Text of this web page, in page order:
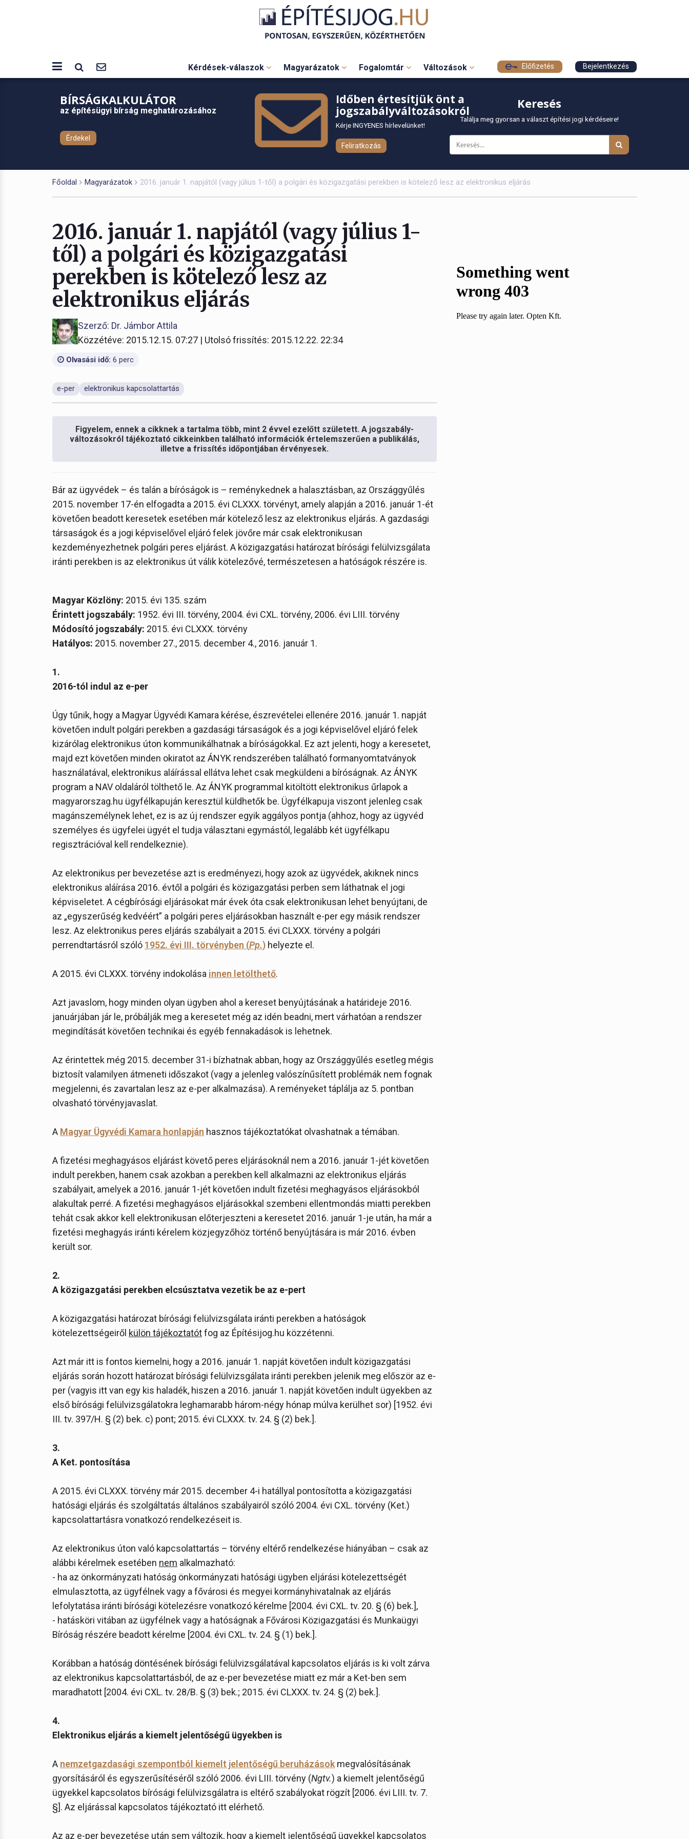
Kérdések-válaszok Magyarázatok Fogalomtár Változások Előfizetés Bejelentkezés
BÍRSÁGKALKULÁTOR
az építésügyi bírság meghatározásához
Érdekel
Időben értesítjük önt a
jogszabályváltozásokról
Kérje INGYENES hírlevelünket!
Feliratkozás
Keresés
Találja meg gyorsan a választ építési jogi kérdéseire!
Főoldal Magyarázatok 2016. január 1. napjától (vagy július 1-től) a polgári és közigazgatási perekben is kötelező lesz az elektronikus eljárás
2016. január 1. napjától (vagy július 1-
től) a polgári és közigazgatási
perekben is kötelező lesz az
elektronikus eljárás
Szerző: Dr. Jámbor Attila
Közzétéve: 2015.12.15. 07:27 | Utolsó frissítés: 2015.12.22. 22:34
Olvasási idő: 6 perc
e-per elektronikus kapcsolattartás
Figyelem, ennek a cikknek a tartalma több, mint 2 évvel ezelőtt született. A jogszabály-
változásokról tájékoztató cikkeinkben található információk értelemszerűen a publikálás,
illetve a frissítés időpontjában érvényesek.
Bár az ügyvédek – és talán a bíróságok is – reménykednek a halasztásban, az Országgyűlés
2015. november 17-én elfogadta a 2015. évi CLXXX. törvényt, amely alapján a 2016. január 1-ét
követően beadott keresetek esetében már kötelező lesz az elektronikus eljárás. A gazdasági
társaságok és a jogi képviselővel eljáró felek jövőre már csak elektronikusan
kezdeményezhetnek polgári peres eljárást. A közigazgatási határozat bírósági felülvizsgálata
iránti perekben is az elektronikus út válik kötelezővé, természetesen a hatóságok részére is.
Magyar Közlöny: 2015. évi 135. szám
Érintett jogszabály: 1952. évi III. törvény, 2004. évi CXL. törvény, 2006. évi LIII. törvény
Módosító jogszabály: 2015. évi CLXXX. törvény
Hatályos: 2015. november 27., 2015. december 4., 2016. január 1.
1.
2016-tól indul az e-per
Úgy tűnik, hogy a Magyar Ügyvédi Kamara kérése, észrevételei ellenére 2016. január 1. napját
követően indult polgári perekben a gazdasági társaságok és a jogi képviselővel eljáró felek
kizárólag elektronikus úton kommunikálhatnak a bíróságokkal. Ez azt jelenti, hogy a keresetet,
majd ezt követően minden okiratot az ÁNYK rendszerében található formanyomtatványok
használatával, elektronikus aláírással ellátva lehet csak megküldeni a bíróságnak. Az ÁNYK
program a NAV oldaláról tölthető le. Az ÁNYK programmal kitöltött elektronikus űrlapok a
magyarorszag.hu ügyfélkapuján keresztül küldhetők be. Ügyfélkapuja viszont jelenleg csak
magánszemélynek lehet, ez is az új rendszer egyik aggályos pontja (ahhoz, hogy az ügyvéd
személyes és ügyfelei ügyét el tudja választani egymástól, legalább két ügyfélkapu
regisztrációval kell rendelkeznie).
Az elektronikus per bevezetése azt is eredményezi, hogy azok az ügyvédek, akiknek nincs
elektronikus aláírása 2016. évtől a polgári és közigazgatási perben sem láthatnak el jogi
képviseletet. A cégbírósági eljárásokat már évek óta csak elektronikusan lehet benyújtani, de
az „egyszerűség kedvéért” a polgári peres eljárásokban használt e-per egy másik rendszer
lesz. Az elektronikus peres eljárás szabályait a 2015. évi CLXXX. törvény a polgári
perrendtartásról szóló 1952. évi III. törvényben (Pp.) helyezte el.
A 2015. évi CLXXX. törvény indokolása innen letölthető.
Azt javaslom, hogy minden olyan ügyben ahol a kereset benyújtásának a határideje 2016.
januárjában jár le, próbálják meg a keresetet még az idén beadni, mert várhatóan a rendszer
megindítását követően technikai és egyéb fennakadások is lehetnek.
Az érintettek még 2015. december 31-i bízhatnak abban, hogy az Országgyűlés esetleg mégis
biztosít valamilyen átmeneti időszakot (vagy a jelenleg valószínűsített problémák nem fognak
megjelenni, és zavartalan lesz az e-per alkalmazása). A reményeket táplálja az 5. pontban
olvasható törvényjavaslat.
A Magyar Ügyvédi Kamara honlapján hasznos tájékoztatókat olvashatnak a témában.
A fizetési meghagyásos eljárást követő peres eljárásoknál nem a 2016. január 1-jét követően
indult perekben, hanem csak azokban a perekben kell alkalmazni az elektronikus eljárás
szabályait, amelyek a 2016. január 1-jét követően indult fizetési meghagyásos eljárásokból
alakultak perré. A fizetési meghagyásos eljárásokkal szembeni ellentmondás miatti perekben
tehát csak akkor kell elektronikusan előterjeszteni a keresetet 2016. január 1-je után, ha már a
fizetési meghagyás iránti kérelem közjegyzőhöz történő benyújtására is már 2016. évben
került sor.
2.
A közigazgatási perekben elcsúsztatva vezetik be az e-pert
A közigazgatási határozat bírósági felülvizsgálata iránti perekben a hatóságok
kötelezettségeiről külön tájékoztatótfog az Építésijog.hu közzétenni.
Azt már itt is fontos kiemelni, hogy a 2016. január 1. napját követően indult közigazgatási
eljárás során hozott határozat bírósági felülvizsgálata iránti perekben jelenik meg először az e-
per (vagyis itt van egy kis haladék, hiszen a 2016. január 1. napját követően indult ügyekben az
első bírósági felülvizsgálatokra leghamarabb három-négy hónap múlva kerülhet sor) [1952. évi
III. tv. 397/H. § (2) bek. c) pont; 2015. évi CLXXX. tv. 24. § (2) bek.].
3.
A Ket. pontosítása
A 2015. évi CLXXX. törvény már 2015. december 4-i hatállyal pontosította a közigazgatási
hatósági eljárás és szolgáltatás általános szabályairól szóló 2004. évi CXL. törvény (Ket.)
kapcsolattartásra vonatkozó rendelkezéseit is.
Az elektronikus úton való kapcsolattartás – törvény eltérő rendelkezése hiányában – csak az
alábbi kérelmek esetében nem alkalmazható:
- ha az önkormányzati hatóság önkormányzati hatósági ügyben eljárási kötelezettségét
elmulasztotta, az ügyfélnek vagy a fővárosi és megyei kormányhivatalnak az eljárás
lefolytatása iránti bírósági kötelezésre vonatkozó kérelme [2004. évi CXL. tv. 20. § (6) bek.],
- hatásköri vitában az ügyfélnek vagy a hatóságnak a Fővárosi Közigazgatási és Munkaügyi
Bíróság részére beadott kérelme [2004. évi CXL. tv. 24. § (1) bek.].
Korábban a hatóság döntésének bírósági felülvizsgálatával kapcsolatos eljárás is ki volt zárva
az elektronikus kapcsolattartásból, de az e-per bevezetése miatt ez már a Ket-ben sem
maradhatott [2004. évi CXL. tv. 28/B. § (3) bek.; 2015. évi CLXXX. tv. 24. § (2) bek.].
4.
Elektronikus eljárás a kiemelt jelentőségű ügyekben is
A nemzetgazdasági szempontból kiemelt jelentőségű beruházások megvalósításának
gyorsításáról és egyszerűsítéséről szóló 2006. évi LIII. törvény (Ngtv.) a kiemelt jelentőségű
ügyekkel kapcsolatos bírósági felülvizsgálatra is eltérő szabályokat rögzít [2006. évi LIII. tv. 7.
§]. Az eljárással kapcsolatos tájékoztató itt elérhető.
Az az e-per bevezetése után sem változik, hogy a kiemelt jelentőségű ügyekkel kapcsolatos